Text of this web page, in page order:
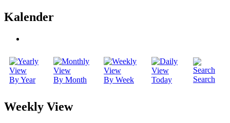
Kalender
By Year By Month By Week Today Search
Weekly View